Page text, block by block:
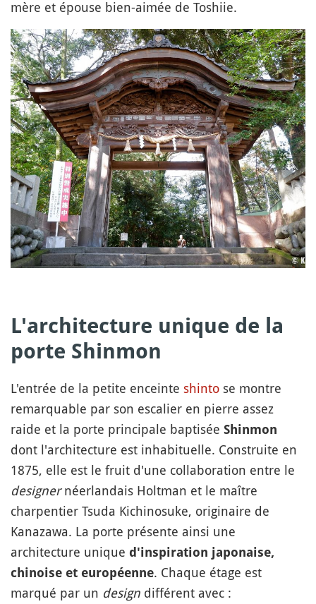
mère et épouse bien-aimée de Toshiie.
L'architecture unique de la
porte Shinmon
L'entrée de la petite enceinte shinto se montre
remarquable par son escalier en pierre assez
raide et la porte principale baptisée Shinmon
dont l'architecture est inhabituelle. Construite en
1875, elle est le fruit d'une collaboration entre le
designernéerlandais Holtman et le maître
charpentier Tsuda Kichinosuke, originaire de
Kanazawa. La porte présente ainsi une
architecture unique d'inspiration japonaise,
chinoise et européenne. Chaque étage est
marqué par un design différent avec :